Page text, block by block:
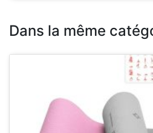
Dans la même